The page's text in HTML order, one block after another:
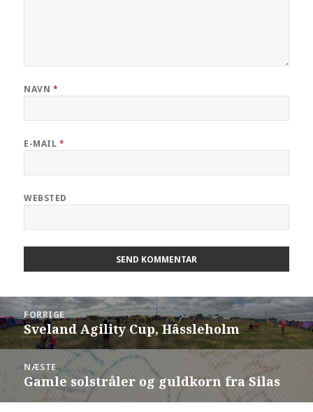
NAVN *
E-MAIL *
WEBSTED
FORRIGE
Sveland Agility Cup, Hâssleholm
NÆSTE
Gamle solstråler og guldkorn fra Silas